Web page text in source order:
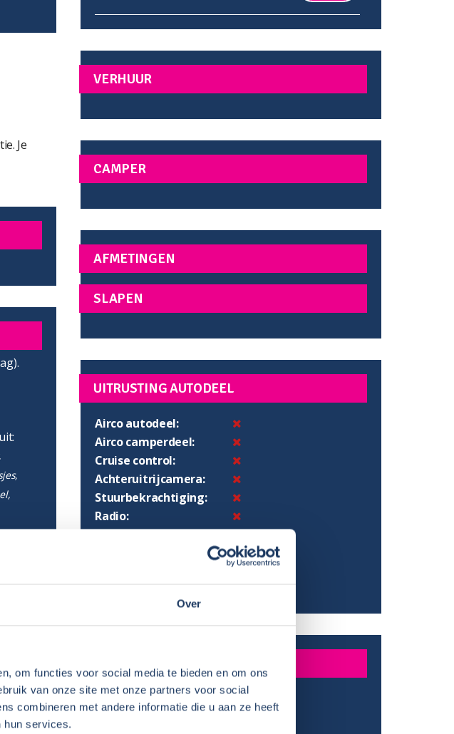
Over
om functies voor social media te bieden en om ons
van onze site met onze partners voor social
combineren met andere informatie die u aan ze heeft
hun services.
Je
euro
VERHUUR
CAMPER
AFMETINGEN
SLAPEN
UITRUSTING AUTODEEL
Airco autodeel:
Airco camperdeel:
Cruise control:
Achteruitrijcamera:
Stuurbekrachtiging:
Radio:
met CD-speler:
met USB aansluiting:
Grootte koelkast: